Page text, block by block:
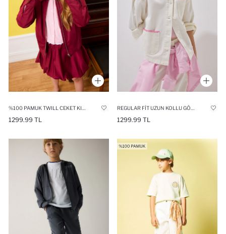
1299.99 TL 1299.99 TL